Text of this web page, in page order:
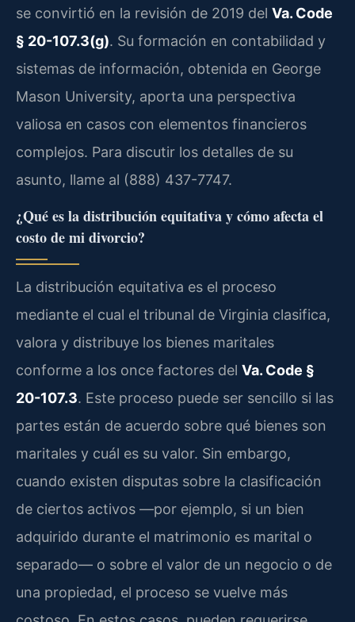
se convirtió en la revisión de 2019 del Va. Code
§ 20-107.3(g). Su formación en contabilidad y
sistemas de información, obtenida en George
Mason University, aporta una perspectiva
valiosa en casos con elementos financieros
complejos. Para discutir los detalles de su
asunto, llame al (888) 437-7747.
¿Qué es la distribución equitativa y cómo afecta el
costo de mi divorcio?
La distribución equitativa es el proceso
mediante el cual el tribunal de Virginia clasifica,
valora y distribuye los bienes maritales
conforme a los once factores del Va. Code §
20-107.3. Este proceso puede ser sencillo si las
partes están de acuerdo sobre qué bienes son
maritales y cuál es su valor. Sin embargo,
cuando existen disputas sobre la clasificación
de ciertos activos —por ejemplo, si un bien
adquirido durante el matrimonio es marital o
separado— o sobre el valor de un negocio o de
una propiedad, el proceso se vuelve más